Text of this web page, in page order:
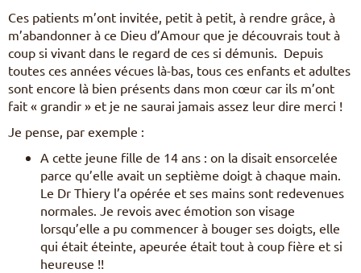
Ces patients m’ont invitée, petit à petit, à rendre grâce, à
m’abandonner à ce Dieu d’Amour que je découvrais tout à
coup si vivant dans le regard de ces si démunis. Depuis
toutes ces années vécues là-bas, tous ces enfants et adultes
sont encore là bien présents dans mon cœur car ils m’ont
fait « grandir » et je ne saurai jamais assez leur dire merci !
Je pense, par exemple :
A cette jeune fille de 14 ans : on la disait ensorcelée
parce qu’elle avait un septième doigt à chaque main.
Le Dr Thiery l’a opérée et ses mains sont redevenues
normales. Je revois avec émotion son visage
lorsqu’elle a pu commencer à bouger ses doigts, elle
qui était éteinte, apeurée était tout à coup fière et si
heureuse !!